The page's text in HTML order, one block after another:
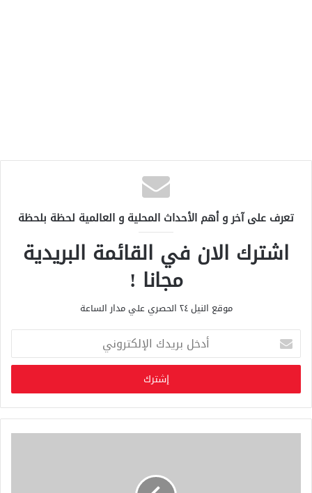
تعرف على آخر و أهم الأحداث المحلية و العالمية لحظة بلحظة
اشترك الان في القائمة البريدية
مجانا !
موقع النيل ٢٤ الحصري علي مدار الساعة
خ
ب
ر
ي
د